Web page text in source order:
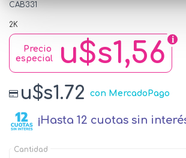
CAB331
2K
u$s1,56
Precio
especial
u$s1.72 con MercadoPago
¡Hasta 12 cuotas sin
Cantidad